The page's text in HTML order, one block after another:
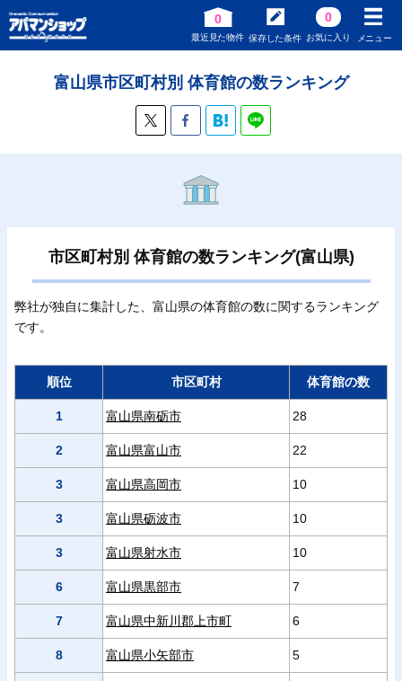
0
最近見た物件 保存した条件
0
お気に入り メニュー
富山県市区町村別 体育館の数ランキング
市区町村別 体育館の数ランキング(富山県)
弊社が独自に集計した、富山県の体育館の数に関するランキング
です。
順位 市区町村 体育館の数
1 富山県南砺市 28
2 富山県富山市 22
3 富山県高岡市 10
3 富山県砺波市 10
3 富山県射水市 10
6 富山県黒部市 7
7 富山県中新川郡上市町 6
8 富山県小矢部市 5